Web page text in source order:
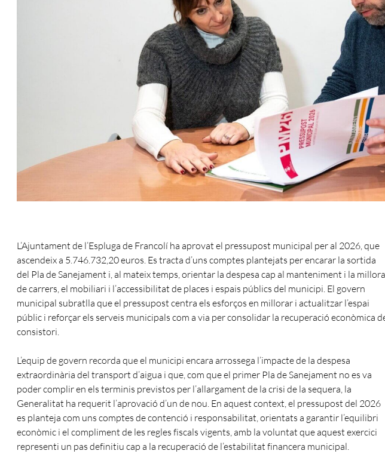
L’Ajuntament de l’Espluga de Francolí ha aprovat el pressupost municipal per al 2026, que
ascendeix a 5.746.732,20 euros. Es tracta d’uns comptes plantejats per encarar la sortida
del Pla de Sanejament i, al mateix temps, orientar la despesa cap al manteniment i la millora
de carrers, el mobiliari i l’accessibilitat de places i espais públics del municipi. El govern
municipal subratlla que el pressupost centra els esforços en millorar i actualitzar l’espai
públic i reforçar els serveis municipals com a via per consolidar la recuperació econòmica
consistori.
L’equip de govern recorda que el municipi encara arrossega l’impacte de la despesa
extraordinària del transport d’aigua i que, com que el primer Pla de Sanejament no es va
poder complir en els terminis previstos per l’allargament de la crisi de la sequera, la
Generalitat ha requerit l’aprovació d’un de nou. En aquest context, el pressupost del 2026
es planteja com uns comptes de contenció i responsabilitat, orientats a garantir l’equilibri
econòmic i el compliment de les regles fiscals vigents, amb la voluntat que aquest exercici
representi un pas definitiu cap a la recuperació de l’estabilitat financera municipal.